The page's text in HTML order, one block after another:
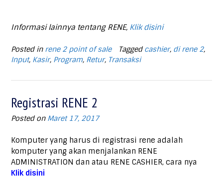
Informasi lainnya tentang RENE, Klik disini
Posted in rene 2 point of sale Tagged cashier, di rene 2,
Input, Kasir, Program, Retur, Transaksi
Registrasi RENE 2
Posted on Maret 17, 2017
Komputer yang harus di registrasi rene adalah
komputer yang akan menjalankan RENE
ADMINISTRATION dan atau RENE CASHIER, cara nya
Klik disini